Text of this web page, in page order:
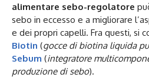
alimentare sebo-regolatore
sebo in eccesso e a migliorare
e dei propri capelli. Fra questi, si
Biotin (gocce di biotina liquida
Sebum (integratore
produzione di sebo).